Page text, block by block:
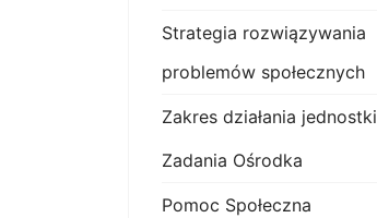
Strategia rozwiązywania
problemów społecznych
Zakres działania jednostki
Zadania Ośrodka
Pomoc Społeczna